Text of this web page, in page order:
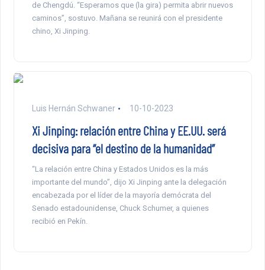
de Chengdú. “Esperamos que (la gira) permita abrir nuevos
caminos”, sostuvo. Mañana se reunirá con el presidente
chino, Xi Jinping.
Luis Hernán Schwaner 10-10-2023
Xi Jinping: relación entre China y EE.UU. será
decisiva para “el destino de la humanidad”
“La relación entre China y Estados Unidos es la más
importante del mundo”, dijo Xi Jinping ante la delegación
encabezada por el líder de la mayoría demócrata del
Senado estadounidense, Chuck Schumer, a quienes
recibió en Pekín.